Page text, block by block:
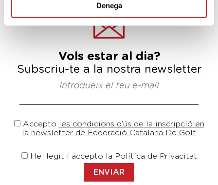
Denega
Vols estar al dia?
Subscriu-te a la nostra newsletter
Introdueix el teu e-mail
Accepto les condicions d’ús de la inscripció en
la newsletter de Federació Catalana De Golf.
He llegit i accepto la Política de Privacitat